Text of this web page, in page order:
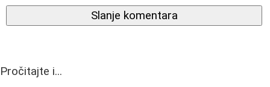
Slanje komentara
Pročitajte i...